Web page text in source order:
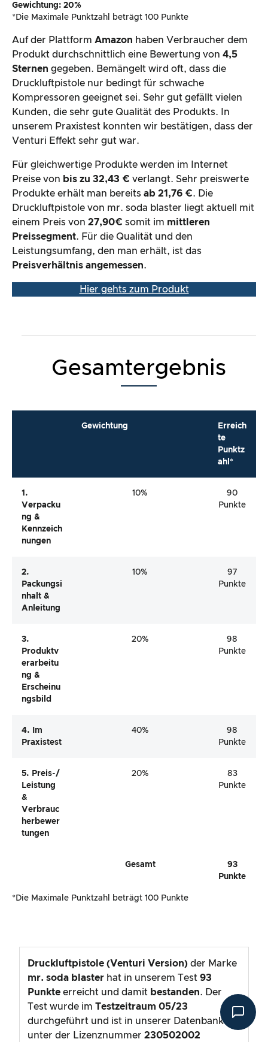
Gewichtung: 20%
*Die Maximale Punktzahl beträgt 100 Punkte
Auf der Plattform Amazon haben Verbraucher dem
Produkt durchschnittlich eine Bewertung von 4,5
Sternen gegeben. Bemängelt wird oft, dass die
Druckluftpistole nur bedingt für schwache
Kompressoren geeignet sei. Sehr gut gefällt vielen
Kunden, die sehr gute Qualität des Produkts. In
unserem Praxistest konnten wir bestätigen, dass der
Venturi Effekt sehr gut war.
Für gleichwertige Produkte werden im Internet
Preise von bis zu 32,43 € verlangt. Sehr preiswerte
Produkte erhält man bereits ab 21,76 €. Die
Druckluftpistole von mr. soda blaster liegt aktuell mit
einem Preis von 27,90€ somit im mittleren
Preissegment. Für die Qualität und den
Leistungsumfang, den man erhält, ist das
Preisverhältnis angemessen.
Hier gehts zum Produkt
Gesamtergebnis
Gewichtung
Erreich
te
Punktz
ahl*
1.
Verpacku
Ng &
Kennzeich
Nungen
10%
90
Punkte
2.
Packungsi
Nhalt &
Anleitung
10%
97
Punkte
3.
Produktv
Erarbeitu
Ng &
Erscheinu
Ngsbild
20%
98
Punkte
4. Im
Praxistest
40%
98
Punkte
5. Preis-/
Leistung
&
Verbrauc
Herbewer
Tungen
20%
83
Punkte
Gesamt
93
Punkte
*Die Maximale Punktzahl beträgt 100 Punkte
Druckluftpistole (Venturi Version) der Marke
mr. soda blaster hat in unserem Test 93
Punkteerreicht und damit bestanden. Der
Test wurde imTestzeitraum05/23
durchgeführt und ist in unserer Datenbank
unter der Lizenznummer230502002